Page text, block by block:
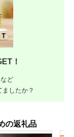
！
ど
したか？
の返礼品